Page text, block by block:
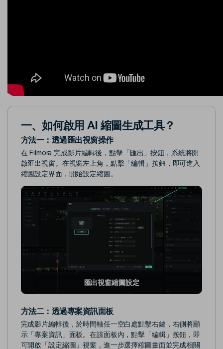
一、如何啟用 AI 縮圖生成工具？
方法一： 透過匯出視窗操作
在 Filmora 完成影片編輯後，點擊「匯出」按鈕，系統將開
啟匯出視窗。在視窗左上角，點擊「編輯」按鈕，即可進入
縮圖設定界面，開始設定縮圖。
匯出視窗縮圖設定
方法二： 透過專案資訊面板
完成影片編輯後，於時間軸任一空白處點擊右鍵，右側將顯
示「專案資訊」面板。在該面板內，點擊「編輯」按鈕，即
可開啟「設定縮圖」視窗，進一步選擇縮圖畫面並完成相關